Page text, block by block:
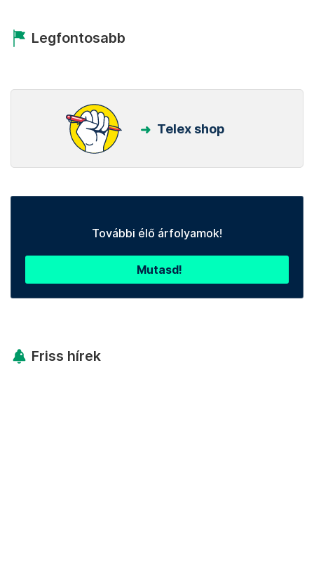
Legfontosabb
Telex shop
További élő árfolyamok!
Mutasd!
Friss hírek